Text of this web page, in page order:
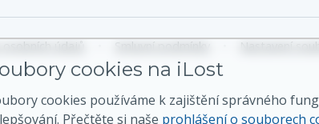
údajů Smluvní podmínky Nastavení
cookies na iLost
cookies používáme k zajištění správného
Přečtěte si naše prohlášení o souborech